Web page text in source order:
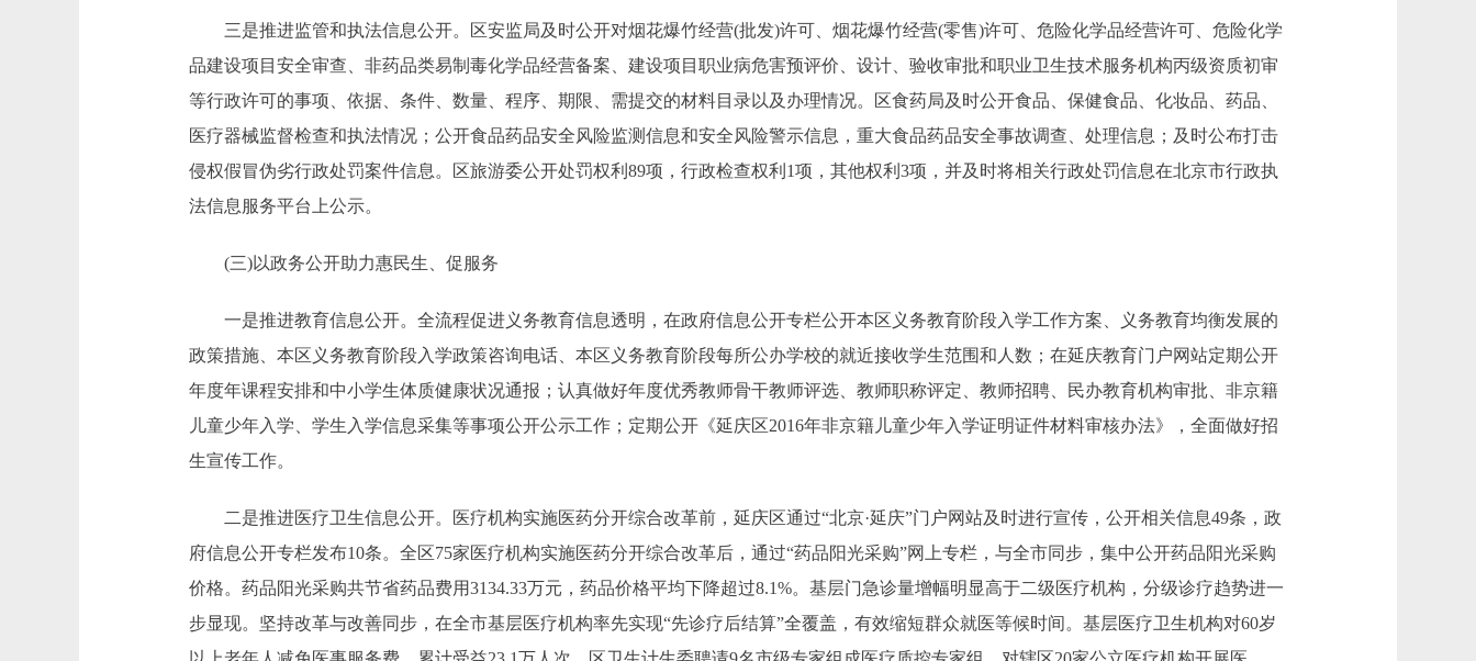
三是推进监管和执法信息公开。区安监局及时公开对烟花爆竹经营(批发)许可、烟花爆竹经营(零售)许可、危险化学品经营许可、危险化学
品建设项目安全审查、非药品类易制毒化学品经营备案、建设项目职业病危害预评价、设计、验收审批和职业卫生技术服务机构丙级资质初审
等行政许可的事项、依据、条件、数量、程序、期限、需提交的材料目录以及办理情况。区食药局及时公开食品、保健食品、化妆品、药品、
医疗器械监督检查和执法情况；公开食品药品安全风险监测信息和安全风险警示信息，重大食品药品安全事故调查、处理信息；及时公布打击
侵权假冒伪劣行政处罚案件信息。区旅游委公开处罚权利89项，行政检查权利1项，其他权利3项，并及时将相关行政处罚信息在北京市行政执
法信息服务平台上公示。
(三)以政务公开助力惠民生、促服务
一是推进教育信息公开。全流程促进义务教育信息透明，在政府信息公开专栏公开本区义务教育阶段入学工作方案、义务教育均衡发展的
政策措施、本区义务教育阶段入学政策咨询电话、本区义务教育阶段每所公办学校的就近接收学生范围和人数；在延庆教育门户网站定期公开
年度年课程安排和中小学生体质健康状况通报；认真做好年度优秀教师骨干教师评选、教师职称评定、教师招聘、民办教育机构审批、非京籍
儿童少年入学、学生入学信息采集等事项公开公示工作；定期公开《延庆区2016年非京籍儿童少年入学证明证件材料审核办法》，全面做好招
生宣传工作。
二是推进医疗卫生信息公开。医疗机构实施医药分开综合改革前，延庆区通过“北京·延庆”门户网站及时进行宣传，公开相关信息49条，政
府信息公开专栏发布10条。全区75家医疗机构实施医药分开综合改革后，通过“药品阳光采购”网上专栏，与全市同步，集中公开药品阳光采购
价格。药品阳光采购共节省药品费用3134.33万元，药品价格平均下降超过8.1%。基层门急诊量增幅明显高于二级医疗机构，分级诊疗趋势进一
步显现。坚持改革与改善同步，在全市基层医疗机构率先实现“先诊疗后结算”全覆盖，有效缩短群众就医等候时间。基层医疗卫生机构对60岁